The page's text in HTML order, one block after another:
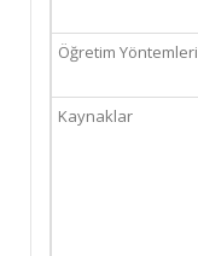
Öğretim Yöntemleri
Kaynaklar